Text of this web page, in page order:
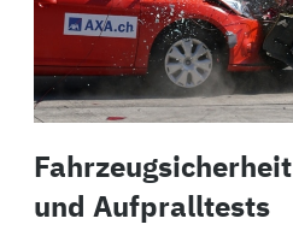
Fahrzeugsicherheit
und Aufpralltests